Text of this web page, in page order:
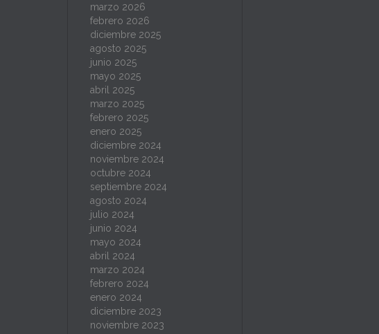
marzo 2026
febrero 2026
diciembre 2025
agosto 2025
junio 2025
mayo 2025
abril 2025
marzo 2025
febrero 2025
enero 2025
diciembre 2024
noviembre 2024
octubre 2024
septiembre 2024
agosto 2024
julio 2024
junio 2024
mayo 2024
abril 2024
marzo 2024
febrero 2024
enero 2024
diciembre 2023
noviembre 2023